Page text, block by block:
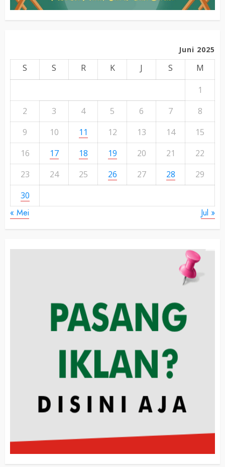
Juni 2025
S S R K J S
M
1
2
3 4 5 6 7
8
9
10 11 12 13 14
15
16
17 18 19 20 21
22
23
24 25 26 27 28
29
30
« Mei Jul »